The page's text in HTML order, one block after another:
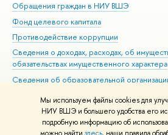
Мы используем файлы cookies для
НИУ ВШЭ и большего удобства его
подробную информацию об
Обращения граждан в НИУ ВШЭ
Фонд целевого капитала
Противодействие коррупции
Сведения о доходах, расходах, об
обязательствах имущественного характера
Сведения об образовательной
Людям с ограниченными возможностями
Единая платежная страница
Работа в Вышке